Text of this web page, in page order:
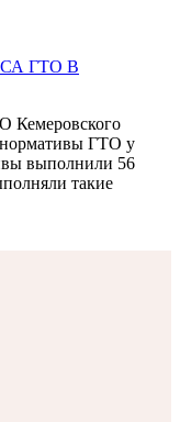
Кемеровского
ГТО у
выполнили 56
такие